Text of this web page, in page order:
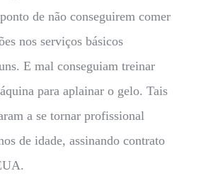
de não conseguirem comer
nos serviços básicos
E mal conseguiam treinar
para aplainar o gelo. Tais
a se tornar profissional
de idade, assinando contrato